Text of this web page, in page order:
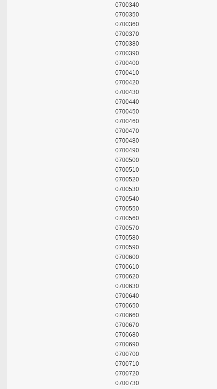
0700340
0700350
0700360
0700370
0700380
0700390
0700400
0700410
0700420
0700430
0700440
0700450
0700460
0700470
0700480
0700490
0700500
0700510
0700520
0700530
0700540
0700550
0700560
0700570
0700580
0700590
0700600
0700610
0700620
0700630
0700640
0700650
0700660
0700670
0700680
0700690
0700700
0700710
0700720
0700730